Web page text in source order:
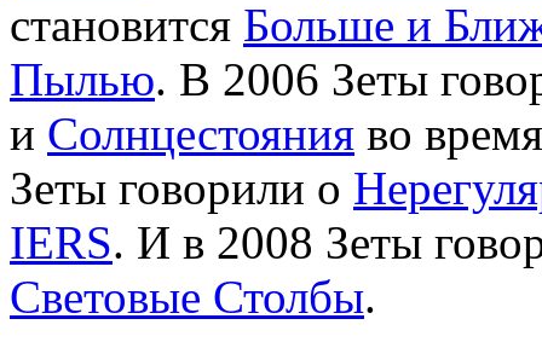
становится Больше и
Пылью. В 2006 Зеты
и Солнцестояния во
Зеты говорили о
IERS. И в 2008 Зеты
Световые Столбы.